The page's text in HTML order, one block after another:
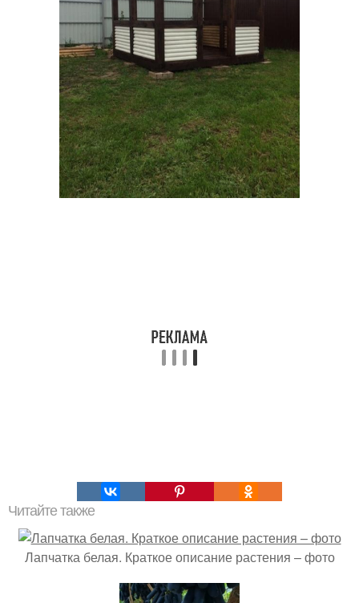
Читайте также
Лапчатка белая. Краткое описание растения – фото